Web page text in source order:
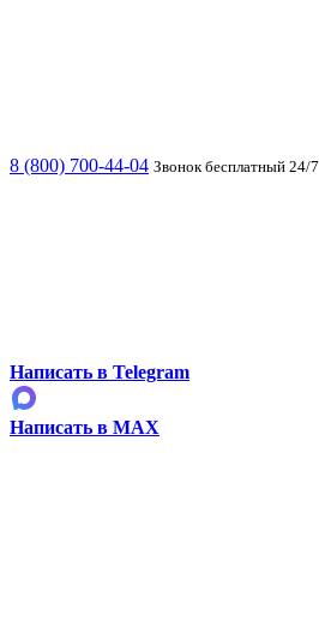
8 (800) 700-44-04 Звонок бесплатный 24/7
Написать в Telegram
Написать в MAX